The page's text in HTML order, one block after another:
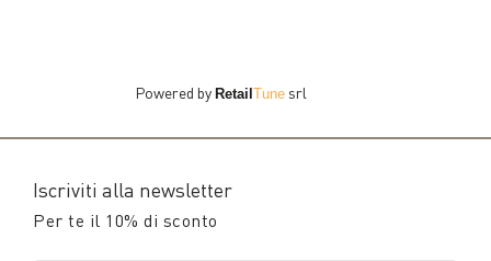
Powered byRetailTune srl
Iscriviti alla newsletter
Per te il 10% di sconto